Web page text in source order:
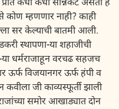
कधी कधी सन्निकट असतो हे
म्हणणार नाही? काही
सर केल्याची बातमी आली.
स्थापणा-या शहाजीची
या धर्मराजाहून वरचढ सहजच
ऊर्फ विजयानगर ऊर्फ हंपी व
जी काव्यस्फूर्ती झाली
समोर आखाड्यात दोन